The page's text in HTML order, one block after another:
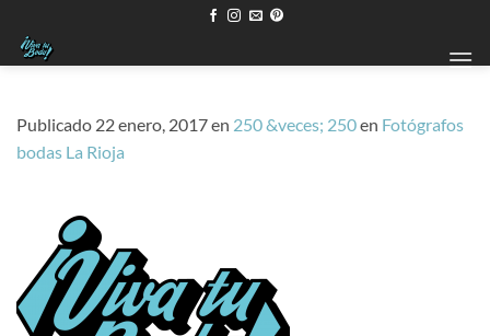
contenido
Publicado 22 enero, 2017en 250 &veces; 250en Fotógrafos
bodas La Rioja